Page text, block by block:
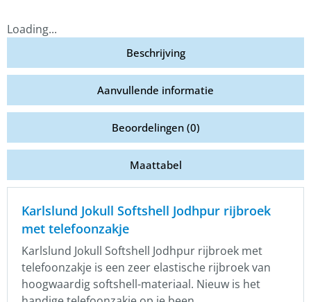
Loading...
Beschrijving
Aanvullende informatie
Beoordelingen (0)
Maattabel
Karlslund Jokull Softshell Jodhpur rijbroek
met telefoonzakje
Karlslund Jokull Softshell Jodhpur rijbroek met
telefoonzakje is een zeer elastische rijbroek van
hoogwaardig softshell-materiaal. Nieuw is het